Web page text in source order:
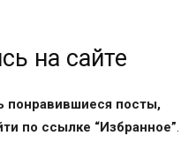
на сайте
понравившиеся посты,
по ссылке “Избранное”.